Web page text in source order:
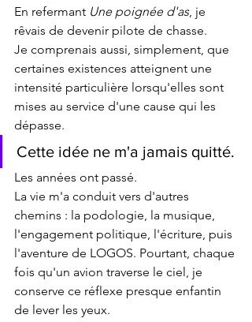
En refermant Une poignée d'as, je
rêvais de devenir pilote de chasse.
Je comprenais aussi, simplement, que
certaines existences atteignent une
intensité particulière lorsqu'elles sont
mises au service d'une cause qui les
dépasse.
Cette idée ne m'a jamais quitté.
Les années ont passé.
La vie m'a conduit vers d'autres
chemins : la podologie, la musique,
l'engagement politique, l'écriture, puis
l'aventure de LOGOS. Pourtant, chaque
fois qu'un avion traverse le ciel, je
conserve ce réflexe presque enfantin
de lever les yeux.